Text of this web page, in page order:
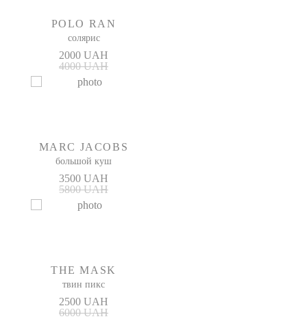
POLO RAN
солярис
2000 UAH
4000 UAH
MARC JACOBS
большой куш
3500 UAH
5800 UAH
THE MASK
твин пикс
2500 UAH
6000 UAH